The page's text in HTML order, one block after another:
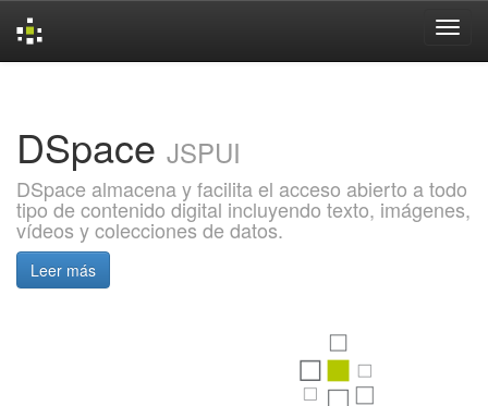
DSpace JSPUI
DSpace almacena y facilita el acceso abierto a todo
tipo de contenido digital incluyendo texto, imágenes,
vídeos y colecciones de datos.
Leer más